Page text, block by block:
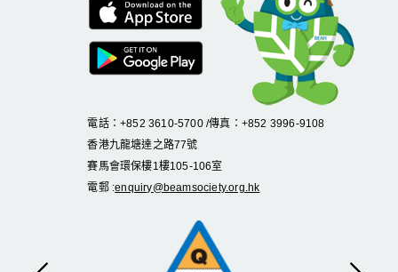
電話：+852 3610-5700 /傳真：+852 3996-9108
香港九龍塘達之路77號
賽馬會環保樓1 樓105-106室
電郵 :enquiry@beamsociety.org.hk